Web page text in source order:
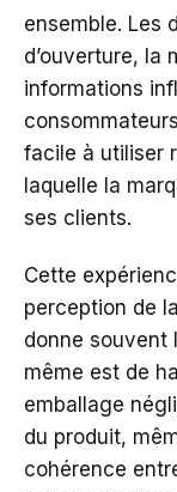
ensemble. Les
d’ouverture, la
informations
facile à utiliser
laquelle la
ses clients.
Cette
perception de
donne souvent
même est de
emballage
du produit,
cohérence